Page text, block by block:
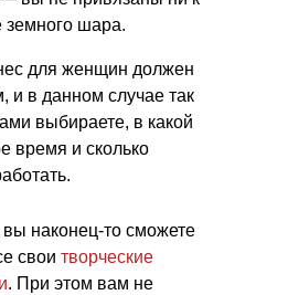
земного шара.
для женщин должен
и в данном случае так
выбираете, в какой
время и сколько
вы наконец-то сможете
свои творческие
. При этом вам не